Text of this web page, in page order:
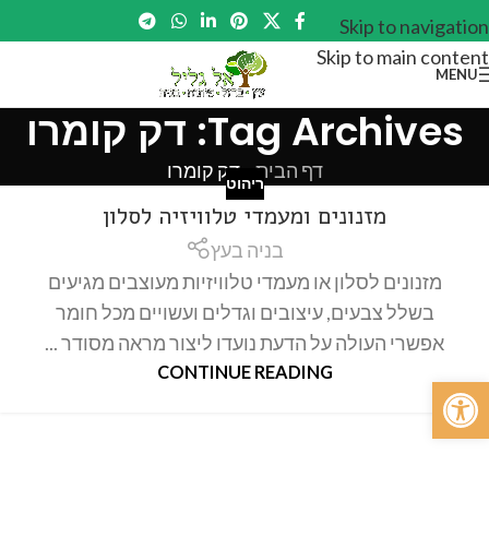
Skip to navigation
Skip to main content
MENU
Tag Archives: דק קומרו
דף הבית »דק קומרו
ריהוט
מזנונים ומעמדי טלוויזיה לסלון
בניה בעץ
מזנונים לסלון או מעמדי טלוויזיות מעוצבים מגיעים
בשלל צבעים, עיצובים וגדלים ועשויים מכל חומר
אפשרי העולה על הדעת נועדו ליצור מראה מסודר ...
CONTINUE READING פתח סרגל נגישות